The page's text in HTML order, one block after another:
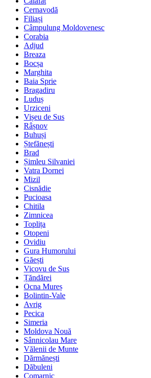
Cernavodă
Filiași
Câmpulung Moldovenesc
Corabia
Adjud
Breaza
Bocșa
Marghita
Baia Sprie
Bragadiru
Luduș
Urziceni
Vișeu de Sus
Râșnov
Buhuși
Ștefănești
Brad
Șimleu Silvaniei
Vatra Dornei
Mizil
Cisnădie
Pucioasa
Chitila
Zimnicea
Toplița
Otopeni
Ovidiu
Gura Humorului
Găești
Vicovu de Sus
Țăndărei
Ocna Mureș
Bolintin-Vale
Avrig
Pecica
Simeria
Moldova Nouă
Sânnicolau Mare
Vălenii de Munte
Dărmănești
Dăbuleni
Comarnic